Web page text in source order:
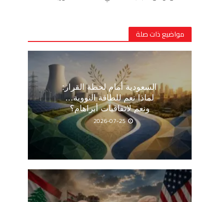
مواضيع ذات صلة
السعودية أمام لحظة القرار:
لماذا نعم للطاقة النووية…
ونعم لاتفاقيات أبراهام؟
2026-07-25